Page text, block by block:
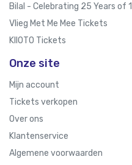
Bilal - Celebrating 25 Years of
Vlieg Met Me Mee Tickets
KIIOTO Tickets
Onze site
Mijn account
Tickets verkopen
Over ons
Klantenservice
Algemene voorwaarden